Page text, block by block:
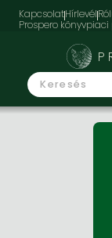
KapcsolatHírlevél
Prospero